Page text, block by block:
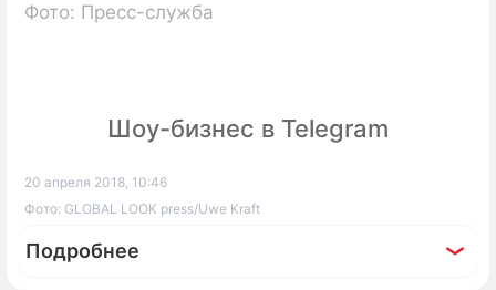
Фото: Пресс-служба
Шоу-бизнес в Telegram
20 апреля 2018, 10:46
Фото: GLOBAL LOOK press/Uwe Kraft
Подробнее